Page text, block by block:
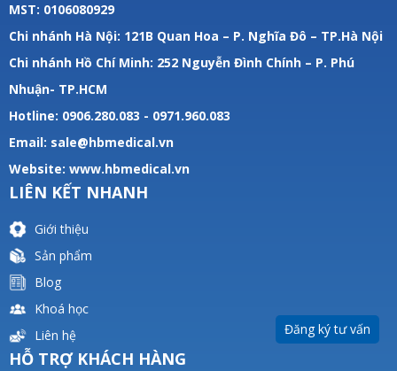
Đăng ký tư vấn
MST: 0106080929
Chi nhánh Hà Nội: 121B Quan Hoa – P. Nghĩa Đô – TP.Hà Nội
Chi nhánh Hồ Chí Minh: 252 Nguyễn Đình Chính – P. Phú
Nhuận- TP.HCM
Hotline: 0906.280.083 - 0971.960.083
Email: sale@hbmedical.vn
Website: www.hbmedical.vn
LIÊN KẾT NHANH
Giới thiệu
Sản phẩm
Blog
Khoá học
Liên hệ
HỖ TRỢ KHÁCH HÀNG